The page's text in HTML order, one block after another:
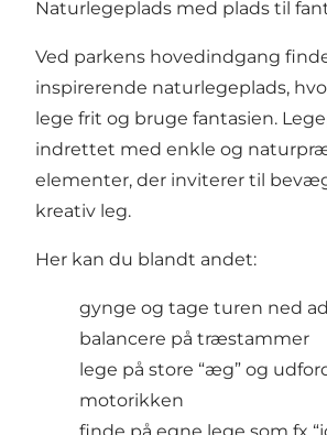
Naturlegeplads med plads til
Ved parkens hovedindgang
inspirerende naturlegeplads,
lege frit og bruge fantasien.
indrettet med enkle og
elementer, der inviterer til
kreativ leg.
Her kan du blandt andet:
gynge og tage turen ned
balancere på træstammer
lege på store “æg” og
motorikken